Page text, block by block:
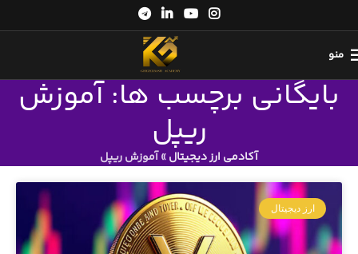
منو
بایگانی برچسب ها: آموزش
ریپل
آکادمی ارز دیجیتال»آموزش ریپل
ارز دیجیتال